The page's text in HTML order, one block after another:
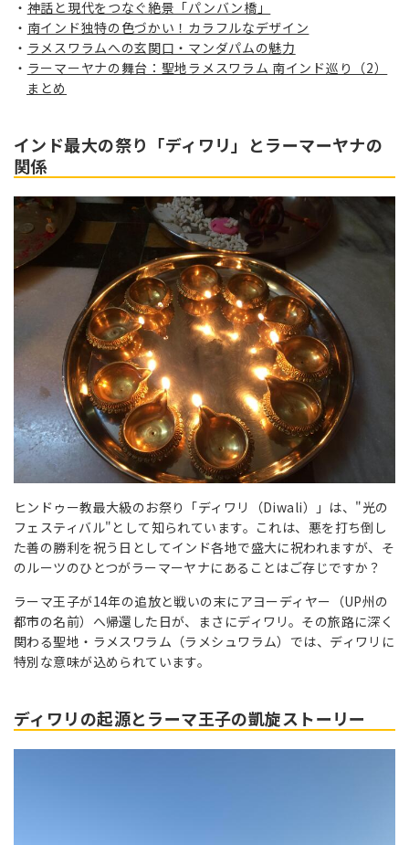
神話と現代をつなぐ絶景「パンバン橋」
南インド独特の色づかい！カラフルなデザイン
ラメスワラムへの玄関口・マンダパムの魅力
ラーマーヤナの舞台：聖地ラメスワラム 南インド巡り（2）
まとめ
インド最大の祭り「ディワリ」とラーマーヤナの
関係
ヒンドゥー教最大級のお祭り「ディワリ（Diwali）」は、"光の
フェスティバル"として知られています。これは、悪を打ち倒し
た善の勝利を祝う日としてインド各地で盛大に祝われますが、そ
のルーツのひとつがラーマーヤナにあることはご存じですか？
ラーマ王子が14年の追放と戦いの末にアヨーディヤー（UP州の
都市の名前）へ帰還した日が、まさにディワリ。その旅路に深く
関わる聖地・ラメスワラム（ラメシュワラム）では、ディワリに
特別な意味が込められています。
ディワリの起源とラーマ王子の凱旋ストーリー